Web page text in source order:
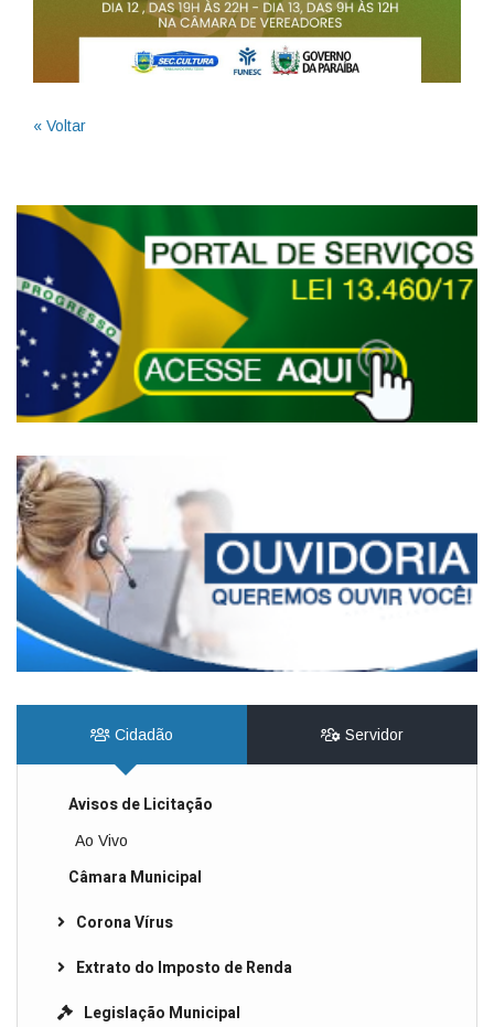
« Voltar
Cidadão Servidor
Avisos de Licitação
Ao Vivo
Câmara Municipal
Corona Vírus
Extrato do Imposto de Renda
Legislação Municipal